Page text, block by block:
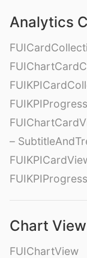
Analytics
–
Chart View
FUIChartView